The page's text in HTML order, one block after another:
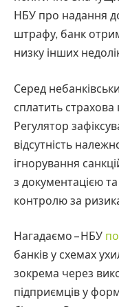
НБУ про надання
штрафу, банк
низку інших
Серед
сплатить страхова
Регулятор
відсутність
ігнорування
з документацією та
контролю за
Нагадаємо – НБУ
банків у схемах
зокрема через
підприємців у